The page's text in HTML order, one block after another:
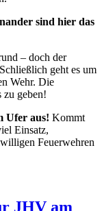
sind hier das
– doch der
geht es um
Wehr. Die
zu geben!
Ufer aus! Kommt
Einsatz,
Feuerwehren
JHV am